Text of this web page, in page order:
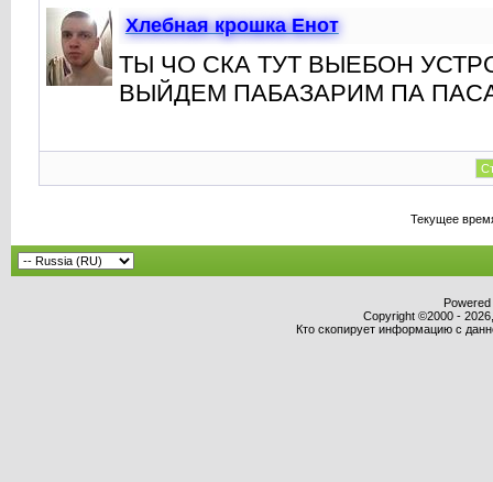
Хлебная крошкa Енот
ТЫ ЧО СКА ТУТ ВЫЕБОН
ВЫЙДЕМ ПАБАЗАРИМ ПА
Текущее
Copyright ©2000 -
Кто скопирует информацию с